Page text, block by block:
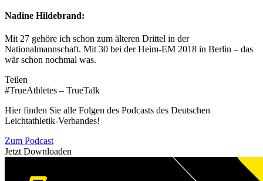
Nadine Hildebrand:
Mit 27 gehöre ich schon zum älteren Drittel in der
Nationalmannschaft. Mit 30 bei der Heim-EM 2018 in Berlin – das
wär schon nochmal was.
Teilen
#TrueAthletes – TrueTalk
Hier finden Sie alle Folgen des Podcasts des Deutschen
Leichtathletik-Verbandes!
Zum Podcast
Jetzt Downloaden